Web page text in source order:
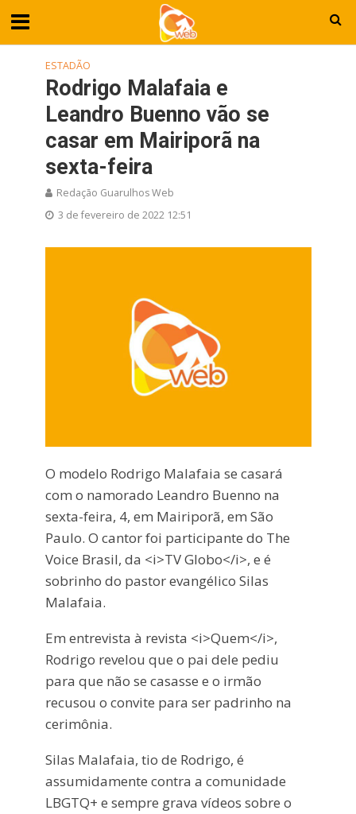
ESTADÃO
Rodrigo Malafaia e
Leandro Buenno vão se
casar em Mairiporã na
sexta-feira
Redação Guarulhos Web
3 de fevereiro de 2022 12:51
O modelo Rodrigo Malafaia se casará
com o namorado Leandro Buenno na
sexta-feira, 4, em Mairiporã, em São
Paulo. O cantor foi participante do The
Voice Brasil, da <i>TV Globo</i>, e é
sobrinho do pastor evangélico Silas
Malafaia.
Em entrevista à revista <i>Quem</i>,
Rodrigo revelou que o pai dele pediu
para que não se casasse e o irmão
recusou o convite para ser padrinho na
cerimônia.
Silas Malafaia, tio de Rodrigo, é
assumidamente contra a comunidade
LBGTQ+ e sempre grava vídeos sobre o